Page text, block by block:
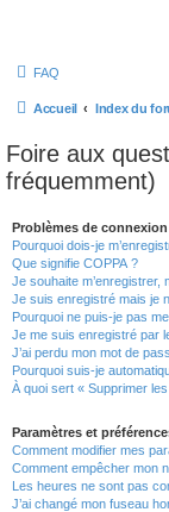
FAQ
Accueil Index du
Foire aux
fréquemment)
Problèmes de
Pourquoi dois-je
Que signifie COPPA ?
Je souhaite m’enregistrer,
Je suis enregistré mais je
Pourquoi ne puis-je pas
Je me suis enregistré par
J’ai perdu mon mot de
Pourquoi suis-je
À quoi sert « Supprimer
Paramètres et
Comment modifier mes
Comment empêcher mon
Les heures ne sont pas
J’ai changé mon fuseau